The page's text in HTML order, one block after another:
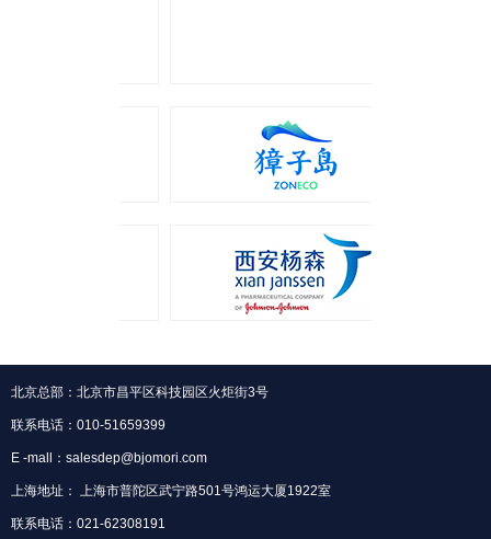
北京总部：北京市昌平区科技园区火炬街3号
联系电话：010-51659399
E -mall：salesdep@bjomori.com
上海地址： 上海市普陀区武宁路501号鸿运大厦1922室
联系电话：021-62308191